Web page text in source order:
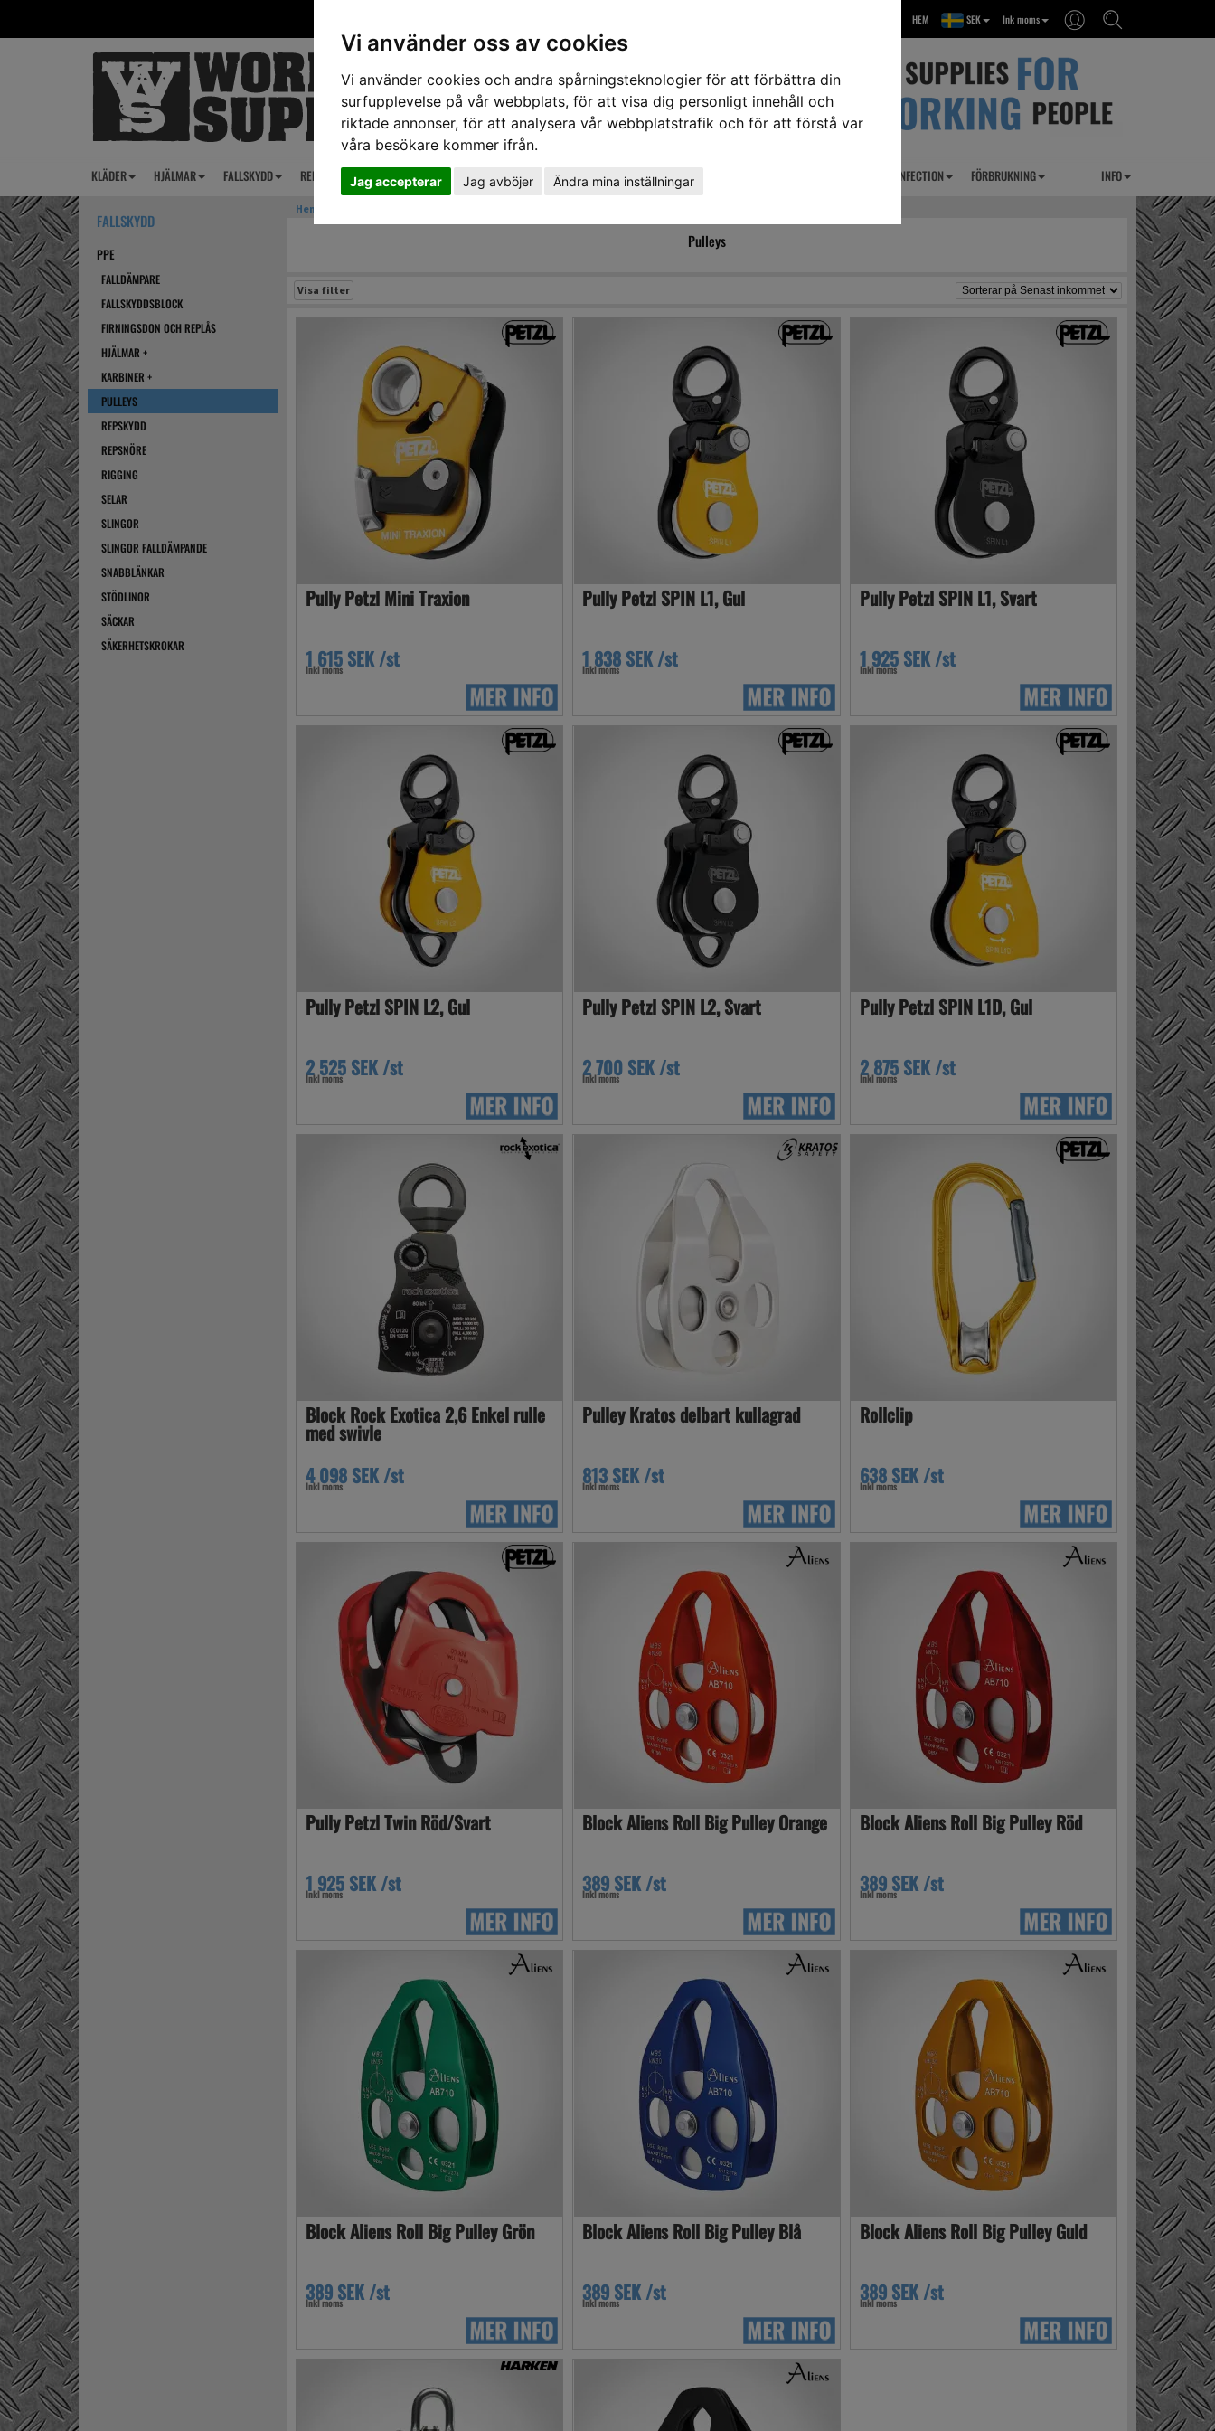
Vi använder oss av cookies
Vi använder cookies och andra spårningsteknologier för att förbättra din
surfupplevelse på vår webbplats, för att visa dig personligt innehåll och
riktade annonser, för att analysera vår webbplatstrafik och för att förstå var
våra besökare kommer ifrån.
Jag accepterar Jag avböjer Ändra mina inställningar
Ink moms
SEK
HEM
KLÄDER HJÄLMAR FALLSKYDD REP ANSIKTSSKYDD HÖRSELSKYDD HANDSKAR SKOR VERKTYG UVC DESINFECTION FÖRBRUKNING INFO
FALLSKYDD
PPE
FALLDÄMPARE
FALLSKYDDSBLOCK
FIRNINGSDON OCH REPLÅS
HJÄLMAR +
KARBINER +
PULLEYS
REPSKYDD
REPSNÖRE
RIGGING
SELAR
SLINGOR
SLINGOR FALLDÄMPANDE
SNABBLÄNKAR
STÖDLINOR
SÄCKAR
SÄKERHETSKROKAR
Hem
Pulleys
Visa filter
Pully Petzl Mini Traxion
1 615 SEK /st
Inkl moms
Pully Petzl SPIN L1, Gul
1 838 SEK /st
Inkl moms
Pully Petzl SPIN L1, Svart
1 925 SEK /st
Inkl moms
Pully Petzl SPIN L2, Gul
2 525 SEK /st
Inkl moms
Pully Petzl SPIN L2, Svart
2 700 SEK /st
Inkl moms
Pully Petzl SPIN L1D, Gul
2 875 SEK /st
Inkl moms
Block Rock Exotica 2,6 Enkel rulle
med swivle
4 098 SEK /st
Inkl moms
Pulley Kratos delbart kullagrad
813 SEK /st
Inkl moms
Rollclip
638 SEK /st
Inkl moms
Pully Petzl Twin Röd/Svart
1 925 SEK /st
Inkl moms
Block Aliens Roll Big Pulley Orange
389 SEK /st
Inkl moms
Block Aliens Roll Big Pulley Röd
389 SEK /st
Inkl moms
Block Aliens Roll Big Pulley Grön
389 SEK /st
Inkl moms
Block Aliens Roll Big Pulley Blå
389 SEK /st
Inkl moms
Block Aliens Roll Big Pulley Guld
389 SEK /st
Inkl moms